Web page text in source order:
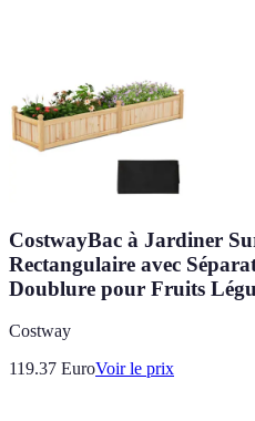
CostwayBac à Jardiner
Rectangulaire avec
Doublure pour Fruits
Costway
119.37 EuroVoir le prix